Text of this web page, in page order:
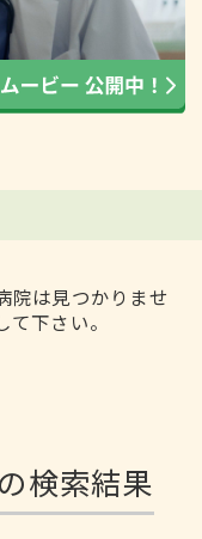
院は見つかりませ
下さい。
検索結果